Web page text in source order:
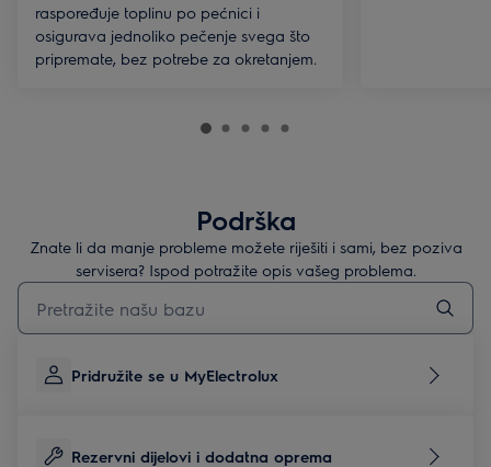
raspoređuje toplinu po pećnici i
osigurava jednoliko pečenje svega što
pripremate, bez potrebe za okretanjem.
Podrška
Znate li da manje probleme možete riješiti i sami, bez poziva
servisera? Ispod potražite opis vašeg problema.
Upišite za pretraživanje članaka podrške
Pridružite se u MyElectrolux
Rezervni dijelovi i dodatna oprema